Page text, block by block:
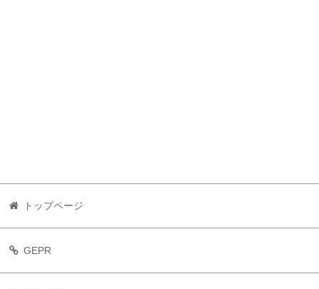
トップページ
GEPR